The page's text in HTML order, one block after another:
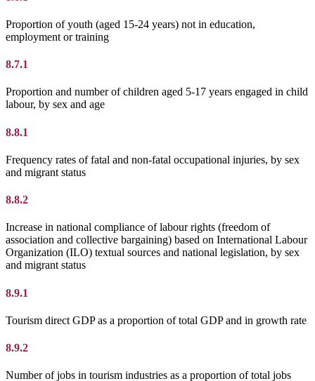
Proportion of youth (aged 15-24 years) not in education,
employment or training
8.7.1
Proportion and number of children aged 5-17 years engaged in child
labour, by sex and age
8.8.1
Frequency rates of fatal and non-fatal occupational injuries, by sex
and migrant status
8.8.2
Increase in national compliance of labour rights (freedom of
association and collective bargaining) based on International Labour
Organization (ILO) textual sources and national legislation, by sex
and migrant status
8.9.1
Tourism direct GDP as a proportion of total GDP and in growth rate
8.9.2
Number of jobs in tourism industries as a proportion of total jobs